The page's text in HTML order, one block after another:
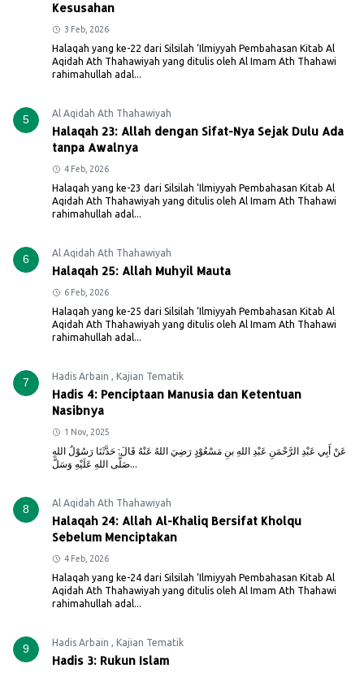
Kesusahan
3 Feb, 2026
Halaqah yang ke-22 dari Silsilah ‘Ilmiyyah Pembahasan Kitab Al
Aqidah Ath Thahawiyah yang ditulis oleh Al Imam Ath Thahawi
rahimahullah adal...
5 Al Aqidah Ath Thahawiyah
Halaqah 23: Allah dengan Sifat-Nya Sejak Dulu Ada
tanpa Awalnya
4 Feb, 2026
Halaqah yang ke-23 dari Silsilah ‘Ilmiyyah Pembahasan Kitab Al
Aqidah Ath Thahawiyah yang ditulis oleh Al Imam Ath Thahawi
rahimahullah adal...
6 Al Aqidah Ath Thahawiyah
Halaqah 25: Allah Muhyil Mauta
6 Feb, 2026
Halaqah yang ke-25 dari Silsilah ‘Ilmiyyah Pembahasan Kitab Al
Aqidah Ath Thahawiyah yang ditulis oleh Al Imam Ath Thahawi
rahimahullah adal...
7 Hadis Arbain , Kajian Tematik
Hadis 4: Penciptaan Manusia dan Ketentuan
Nasibnya
1 Nov, 2025
عَنْ أَبِي عَبْدِ الرَّحْمَنِ عَبْدِ اللهِ بنِ مَسْعُوْدٍ رَضِيَ اللهُ عَنْهُ قَالَ: حَدَّثَنَا رَسُوْلُ اللهِ
صَلَّى اللهِ عَلَيْهِ وَسَلَّ...
8 Al Aqidah Ath Thahawiyah
Halaqah 24: Allah Al-Khaliq Bersifat Kholqu
Sebelum Menciptakan
4 Feb, 2026
Halaqah yang ke-24 dari Silsilah ‘Ilmiyyah Pembahasan Kitab Al
Aqidah Ath Thahawiyah yang ditulis oleh Al Imam Ath Thahawi
rahimahullah adal...
9 Hadis Arbain , Kajian Tematik
Hadis 3: Rukun Islam